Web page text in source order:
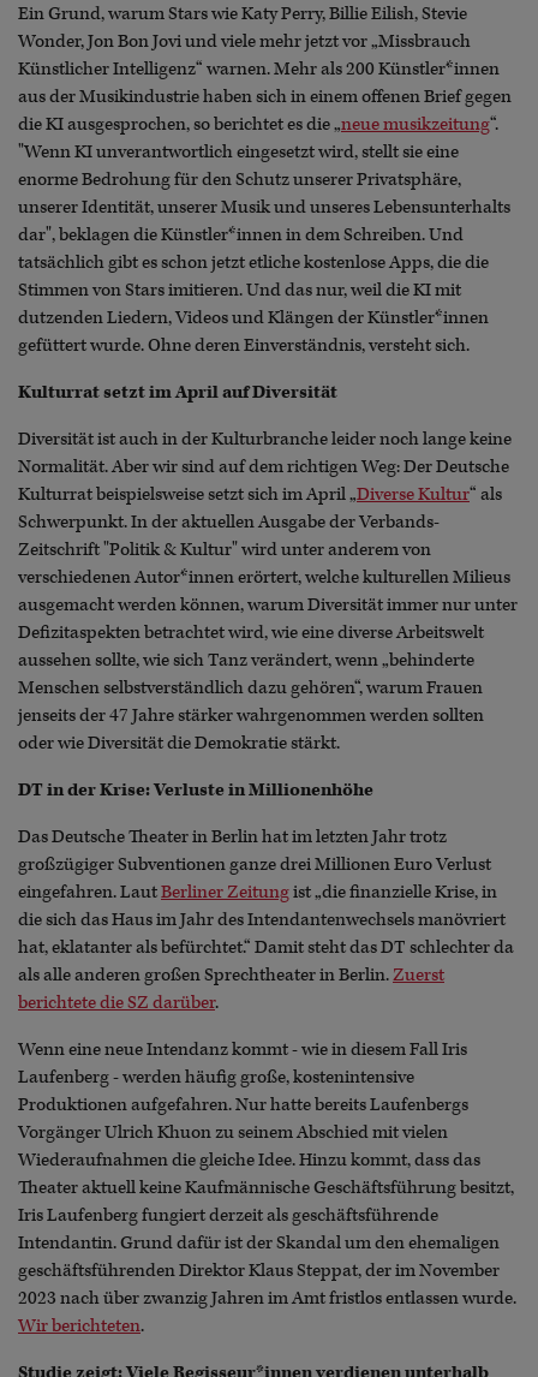
Ein Grund, warum Stars wie Katy Perry, Billie Eilish, Stevie
Wonder, Jon Bon Jovi und viele mehr jetzt vor „Missbrauch
Künstlicher Intelligenz“ warnen. Mehr als 200 Künstler*innen
aus der Musikindustrie haben sich in einem offenen Brief gegen
die KI ausgesprochen, so berichtet es die „neue musikzeitung“.
"Wenn KI unverantwortlich eingesetzt wird, stellt sie eine
enorme Bedrohung für den Schutz unserer Privatsphäre,
unserer Identität, unserer Musik und unseres Lebensunterhalts
dar", beklagen die Künstler*innen in dem Schreiben. Und
tatsächlich gibt es schon jetzt etliche kostenlose Apps, die die
Stimmen von Stars imitieren. Und das nur, weil die KI mit
dutzenden Liedern, Videos und Klängen der Künstler*innen
gefüttert wurde. Ohne deren Einverständnis, versteht sich.
Kulturrat setzt im April auf Diversität
Diversität ist auch in der Kulturbranche leider noch lange keine
Normalität. Aber wir sind auf dem richtigen Weg: Der Deutsche
Kulturrat beispielsweise setzt sich im April „Diverse Kultur“ als
Schwerpunkt. In der aktuellen Ausgabe der Verbands-
Zeitschrift "Politik & Kultur" wird unter anderem von
verschiedenen Autor*innen erörtert, welche kulturellen Milieus
ausgemacht werden können, warum Diversität immer nur unter
Defizitaspekten betrachtet wird, wie eine diverse Arbeitswelt
aussehen sollte, wie sich Tanz verändert, wenn „behinderte
Menschen selbstverständlich dazu gehören“, warum Frauen
jenseits der 47 Jahre stärker wahrgenommen werden sollten
oder wie Diversität die Demokratie stärkt.
DT in der Krise: Verluste in Millionenhöhe
Das Deutsche Theater in Berlin hat im letzten Jahr trotz
großzügiger Subventionen ganze drei Millionen Euro Verlust
eingefahren. LautBerliner Zeitungist „die finanzielle Krise, in
die sich das Haus im Jahr des Intendantenwechsels manövriert
hat, eklatanter als befürchtet.“ Damit steht das DT schlechter da
als alle anderen großen Sprechtheater in Berlin.Zuerst
berichtete die SZ darüber.
Wenn eine neue Intendanz kommt - wie in diesem Fall Iris
Laufenberg - werden häufig große, kostenintensive
Produktionen aufgefahren. Nur hatte bereits Laufenbergs
Vorgänger Ulrich Khuon zu seinem Abschied mit vielen
Wiederaufnahmen die gleiche Idee. Hinzu kommt, dass das
Theater aktuell keine Kaufmännische Geschäftsführung besitzt,
Iris Laufenberg fungiert derzeit als geschäftsführende
Intendantin. Grund dafür ist der Skandal um den ehemaligen
geschäftsführenden Direktor Klaus Steppat, der im November
2023 nach über zwanzig Jahren im Amt fristlos entlassen wurde.
Wir berichteten.